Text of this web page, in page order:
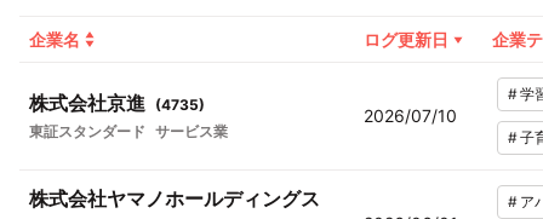
企業名 ログ更新日 企業
株式会社京進 (4735)
東証スタンダード サービス業
2026/07/10
#学
#子
株式会社ヤマノホールディングス # ア